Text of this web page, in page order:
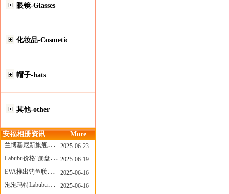
眼镜-Glasses
化妆品-Cosmetic
帽子-hats
其他-other
安福相册资讯 More
兰博基尼新旗舰曝光？这台顶级超跑或将在8月登场
2025-06-23
Labubu价格“崩盘”？618当日泡泡玛特预售补货量超200W！
2025-06-19
EVA推出钓鱼联名套装，初号机也能当“假饵”？
2025-06-16
泡泡玛特Labubu新品发售上演“拳王争霸”......
2025-06-16